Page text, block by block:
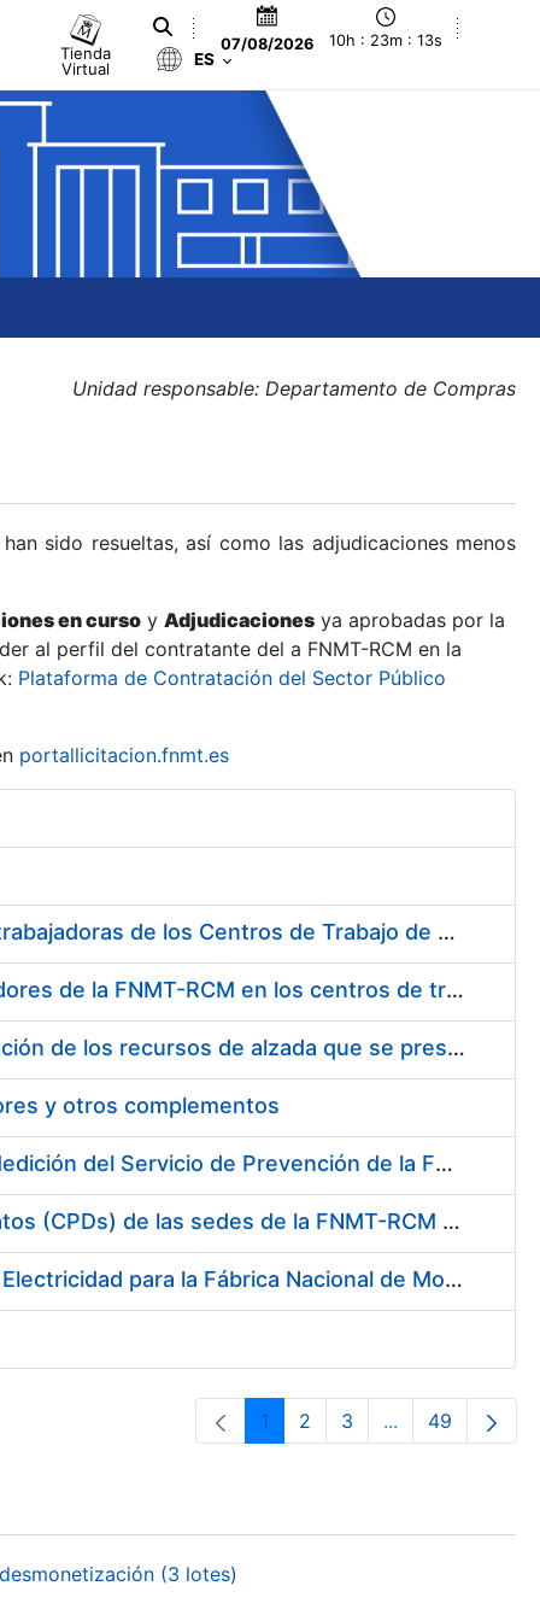
Tienda
Virtual
07/08/2026 10h : 23m : 13s
ES
Unidad responsable: Departamento de Compras
sido resueltas, así como las adjudicaciones menos
en curso y Adjudicaciones ya aprobadas por la
al perfil del contratante del a FNMT-RCM en la
Plataforma de Contratación del Sector Público
portallicitacion.fnmt.es
Suministro de Protectores Auditivos a medida para las personas trabajadoras de los Centros de Trabajo de Madrid y Burgos
Suministro de gafas graduadas antiproyecciones para los trabajadores de la FNMT-RCM en los centros de trabajo de Madrid y Burgos
Servicios de una empresa externa para el asesoramiento y resolución de los recursos de alzada que se presentan relacionados con procesos de selección para la FNMT-RCM
y otros complementos
Servicio de Calibración y Verificación Externa de los Equipos de Medición del Servicio de Prevención de la FNMT-RCM
Conexión mediante Fibra Óptica de los Centros de Proceso de Datos (CPDs) de las sedes de la FNMT-RCM de Burgos y Madrid
Contratación de acuerdo marco para el Suministro de Material de Electricidad para la Fábrica Nacional de Moneda y Timbre-Real Casa de la Moneda en su centro de trabajo de Burgos
Página
1 Página
2 Página
3 ...PáginasPágina
49
(3 lotes)